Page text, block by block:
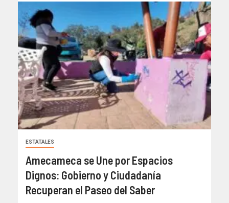
ESTATALES
Amecameca se Une por Espacios
Dignos: Gobierno y Ciudadanía
Recuperan el Paseo del Saber